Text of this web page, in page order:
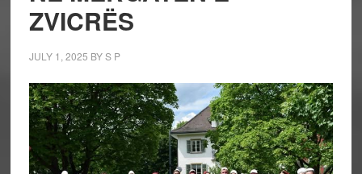
ZVICRËS
JULY 1, 2025 BYS P